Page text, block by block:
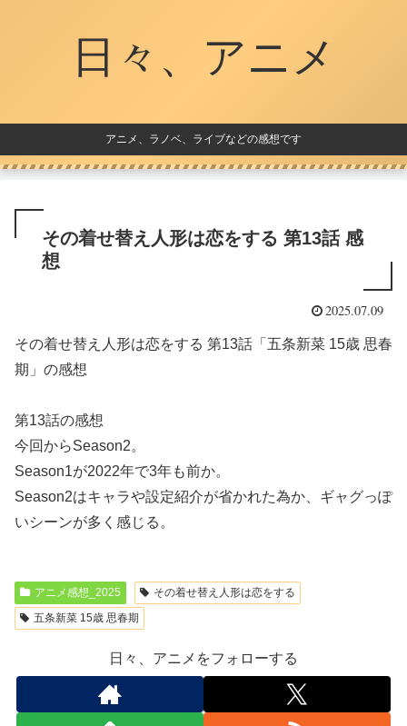
日々、アニメ
アニメ、ラノベ、ライブなどの感想です
その着せ替え人形は恋をする 第13話 感
想
2025.07.09
その着せ替え人形は恋をする 第13話「五条新菜 15歳 思春
期」の感想
第13話の感想
今回からSeason2。
Season1が2022年で3年も前か。
Season2はキャラや設定紹介が省かれた為か、ギャグっぽ
いシーンが多く感じる。
アニメ感想_2025
その着せ替え人形は恋をする
五条新菜 15歳 思春期
日々、アニメをフォローする